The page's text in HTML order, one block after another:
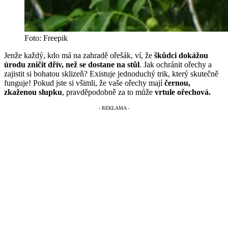
Foto: Freepik
Jenže každý, kdo má na zahradě ořešák, ví, že škůdci dokážou
úrodu zničit dřív, než se dostane na stůl. Jak ochránit ořechy a
zajistit si bohatou sklizeň? Existuje jednoduchý trik, který skutečně
funguje! Pokud jste si všimli, že vaše ořechy majíčernou,
zkaženou slupku, pravděpodobně za to může vrtule ořechová.